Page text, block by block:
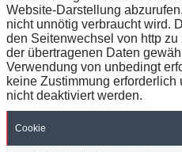
Website-Darstellung
nicht unnötig verbraucht wird.
den Seitenwechsel von http
der übertragenen Daten
Verwendung von unbedingt
keine Zustimmung
nicht deaktiviert werden.
Cookie